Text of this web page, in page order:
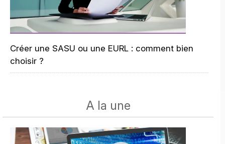
Créer une SASU ou une EURL : comment bien
choisir ?
A la une